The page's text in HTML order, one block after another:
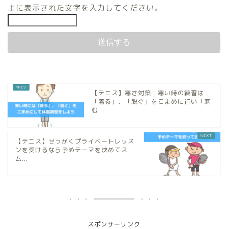
上に表示された文字を入力してください。
【テニス】寒さ対策：寒い時の練習は
「着る」、「脱ぐ」をこまめに行い「寒
む...
【テニス】せっかくプライベートレッス
ンを受けるなら予めテーマを決めてス
ム...
スポンサーリンク